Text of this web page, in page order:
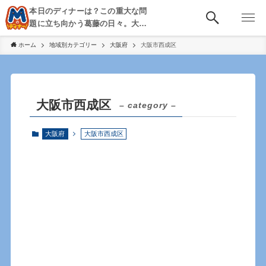
本日のディナーは？この重大な問
題に立ち向かう葛藤の日々。大
阪・京都・神戸を中心とした食べ
歩き、飲み歩きを綴る。
ホーム 地域別カテゴリー 大阪府 大阪市西成区
大阪市西成区 – category –
大阪府 大阪市西成区